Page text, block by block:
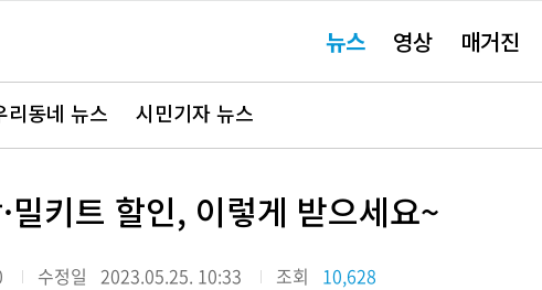
요뉴스 영상 매거진
리동네 뉴스 시민기자 뉴스
밀키트 할인, 이렇게 받으세요~
수정일 2023.05.25. 10:33 조회 10,628